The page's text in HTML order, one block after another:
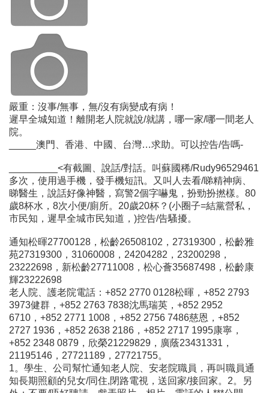
嚴重：沒事/無事，無/沒有病變成有病！
遲早全城知道！離開老人院就說/就講，哪一家/哪一間老人
院。
_____澳門、香港、中國、台灣…求助。可以控告/告嗎-
_________<有截圖、說話/對話。叫蘇國稀/Rudy96529461
多次，使用過手機，發手機短訊。又叫人去看/睇精神病、
睇醫生，說話好像神醫，寫警2個字嚇鬼，扮勁扮撚樣。80
歲8杯水，8次小便/廁所。20歲20杯？(小圈子=結黨營私，
市民知，遲早全城市民知道，)控告/告騷擾。
通知松暉27700128，松齡26508102，27319300，松齡雅
苑27319300，31060008，24204282，23200298，
23222698，新松齡27711008，松心薈35687498，松齡康
輝23222698
老人院、護老院電話：+852 2770 0128松暉，+852 2793
3973健群，+852 2763 7838沈馬瑞英，+852 2952
6710，+852 2771 1008，+852 2756 7486慈恩，+852
2727 1936，+852 2638 2186，+852 2717 1995康寧，
+852 2348 0879，欣榮21229829，廣蔭23431331，
21195146，27721189，27721755。
1。學生、公司幫忙通知老人院、安老院職員，再叫職員通
知長期照顧的兒女/同住,閉路電視，送回家/接回家。2。另